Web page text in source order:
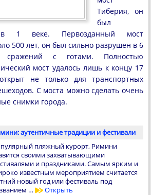
Тиберия, он
был
1 веке. Первозданный мост
500 лет, он был сильно разрушен в 6
с готами. Полностью
мост удалось лишь к концу 17
не только для транспортных
С моста можно сделать очень
снимки города.
аутентичные традиции и фестивали
пляжный курорт, Римини
своими захватывающими
и праздниками. Самым ярким и
известным мероприятием считается
новый год или фестиваль под
…
Открыть